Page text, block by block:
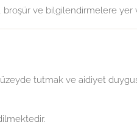
broşür ve bilgilendirmelere yer
düzeyde tutmak ve aidiyet